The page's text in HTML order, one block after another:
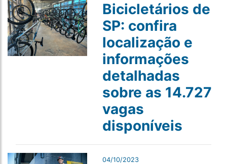
Bicicletários de
SP: confira
localização e
informações
detalhadas
sobre as 14.727
vagas
disponíveis
04/10/2023